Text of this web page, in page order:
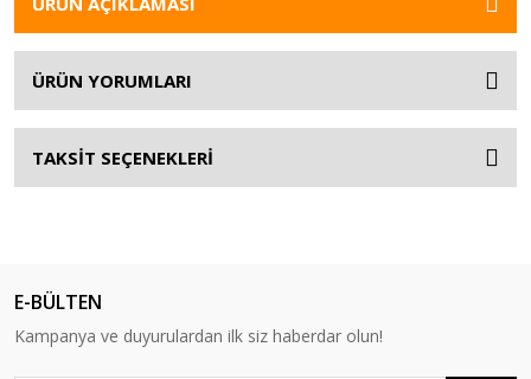
ÜRÜN YORUMLARI
TAKSİT SEÇENEKLERİ
E-BÜLTEN
Kampanya ve duyurulardan ilk siz haberdar olun!